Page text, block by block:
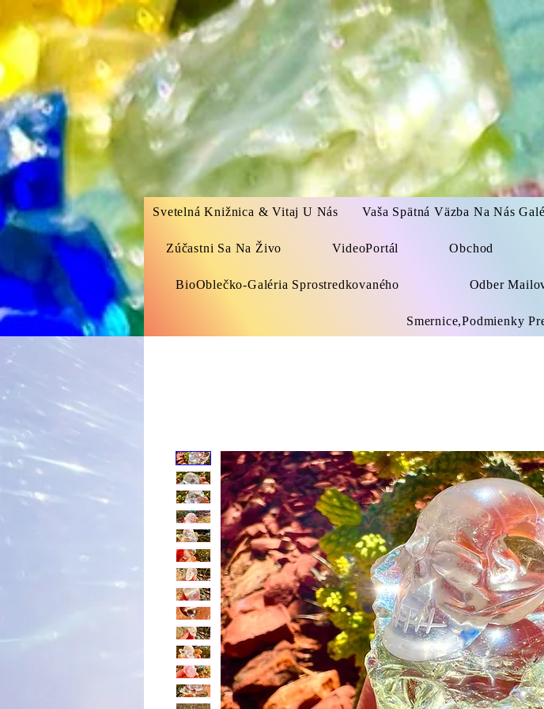
Svetelná Knižnica & Vitaj U Nás Vaša Spätná Väzba Na Nás
Zúčastni Sa Na Živo VideoPortál Obchod
BioOblečko-Galéria Sprostredkovaného Odber
Smernice,Podmienky